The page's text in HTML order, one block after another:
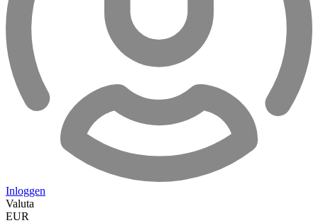
Inloggen
Valuta
EUR